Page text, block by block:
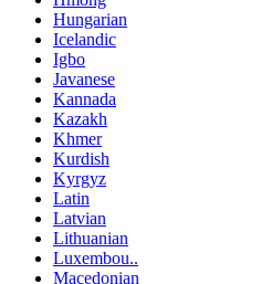
Hungarian
Icelandic
Igbo
Javanese
Kannada
Kazakh
Khmer
Kurdish
Kyrgyz
Latin
Latvian
Lithuanian
Luxembou..
Macedonian